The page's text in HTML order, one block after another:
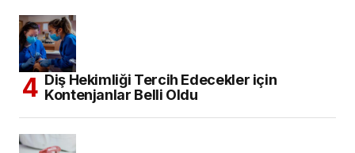
Diş Hekimliği Tercih Edecekler için
Kontenjanlar Belli Oldu